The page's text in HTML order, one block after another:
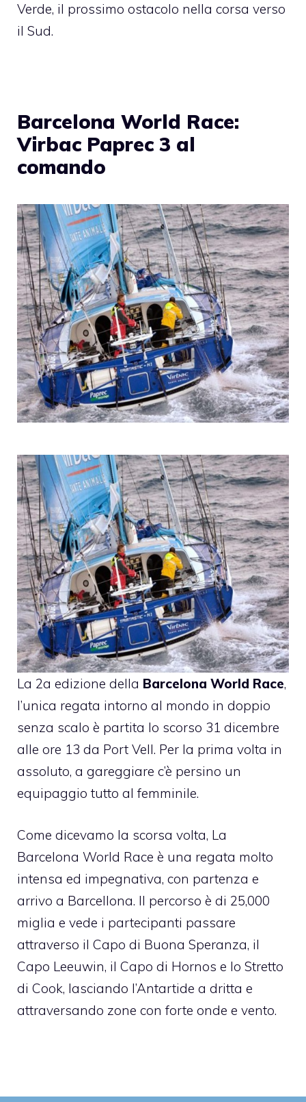
Verde, il prossimo ostacolo nella corsa verso
il Sud.
Barcelona World Race:
Virbac Paprec 3 al
comando
La 2a edizione della Barcelona World Race,
l’unica regata intorno al mondo in doppio
senza scalo è partita lo scorso 31 dicembre
alle ore 13 da Port Vell. Per la prima volta in
assoluto, a gareggiare c’è persino un
equipaggio tutto al femminile.
Come dicevamo la scorsa volta, La
Barcelona World Race è una regata molto
intensa ed impegnativa, con partenza e
arrivo a Barcellona. Il percorso è di 25,000
miglia e vede i partecipanti passare
attraverso il Capo di Buona Speranza, il
Capo Leeuwin, il Capo di Hornos e lo Stretto
di Cook, lasciando l’Antartide a dritta e
attraversando zone con forte onde e vento.